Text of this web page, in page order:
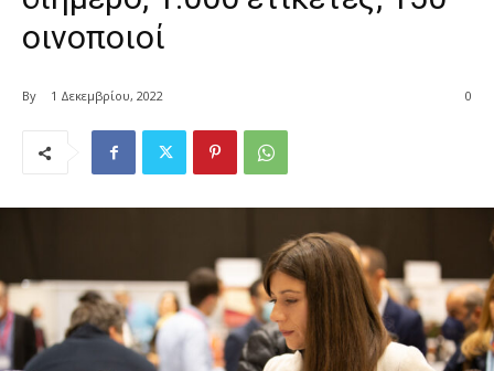
οινοποιοί
By 1 Δεκεμβρίου, 2022 0